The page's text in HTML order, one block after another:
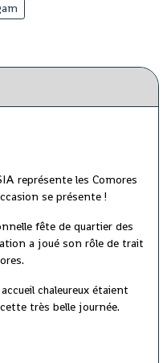
représente les Comores
se présente !
fête de quartier des
a joué son rôle de trait
chaleureux étaient
très belle journée.